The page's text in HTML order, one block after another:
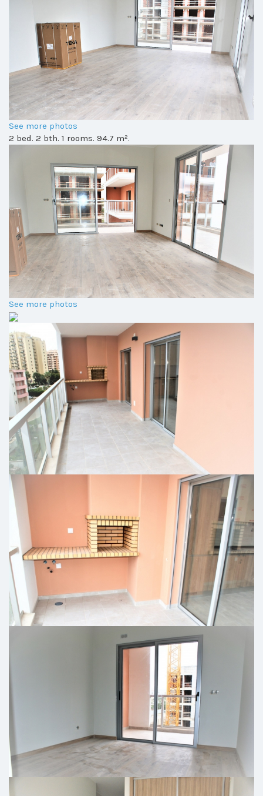
See more photos
2 bed. 2 bth. 1 rooms. 94.7 m².
See more photos